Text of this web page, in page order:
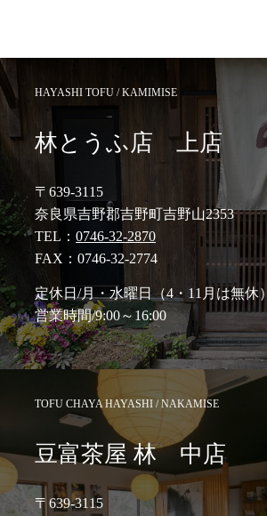
HAYASHI TOFU / KAMIMISE
林とうふ店 上店
〒639-3115
奈良県吉野郡吉野町吉野山2353
TEL： 0746-32-2870
FAX：0746-32-2774
定休日/月・水曜日（4・11月は無休）
営業時間/9:00～16:00
TOFU CHAYA HAYASHI / NAKAMISE
豆富茶屋 林 中店
〒639-3115